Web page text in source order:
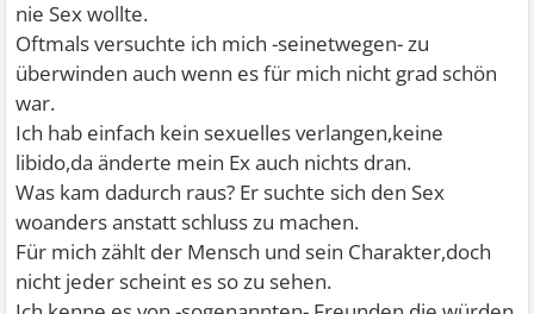
nie Sex wollte.
Oftmals versuchte ich mich -seinetwegen- zu
überwinden auch wenn es für mich nicht grad schön
war.
Ich hab einfach kein sexuelles verlangen,keine
libido,da änderte mein Ex auch nichts dran.
Was kam dadurch raus? Er suchte sich den Sex
woanders anstatt schluss zu machen.
Für mich zählt der Mensch und sein Charakter,doch
nicht jeder scheint es so zu sehen.